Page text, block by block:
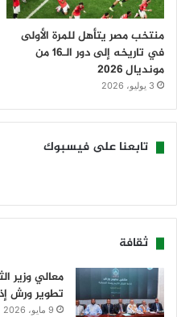
منتخب مصر يتأهل للمرة الأولى
في تاريخه إلى دور الـ16 من
مونديال 2026
3 يوليو، 2026
تابعنا على فيسبوك
ثقافة
معالي وزير
تطوير ورش
9 مايو، 2026